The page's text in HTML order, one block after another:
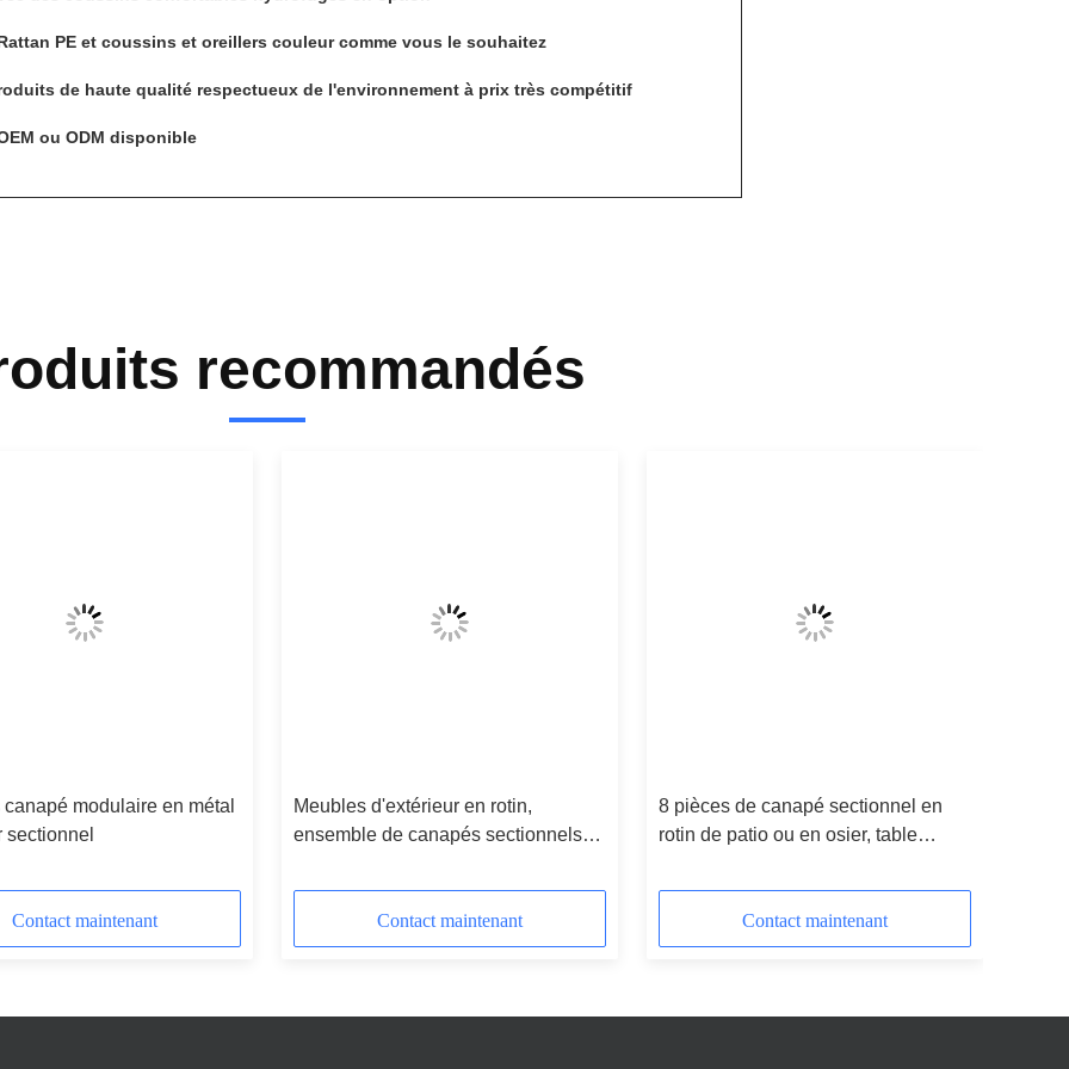
PE et coussins et oreillers couleur comme vous le souhaitez
de haute qualité respectueux de l'environnement à prix très compétitif
ou ODM disponible
recommandés
modulaire en métal
sectionnel
Contact maintenant
Meubles d'extérieur en rotin,
ensemble de canapés sectionnels
Contact maintenant
8 pièces de canapé sectionnel en
rotin de patio ou en osier, table
Contact maintenant